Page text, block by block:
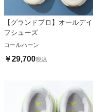
【グランドプロ】オールデ
フシューズ
コールハーン
￥29,700税込